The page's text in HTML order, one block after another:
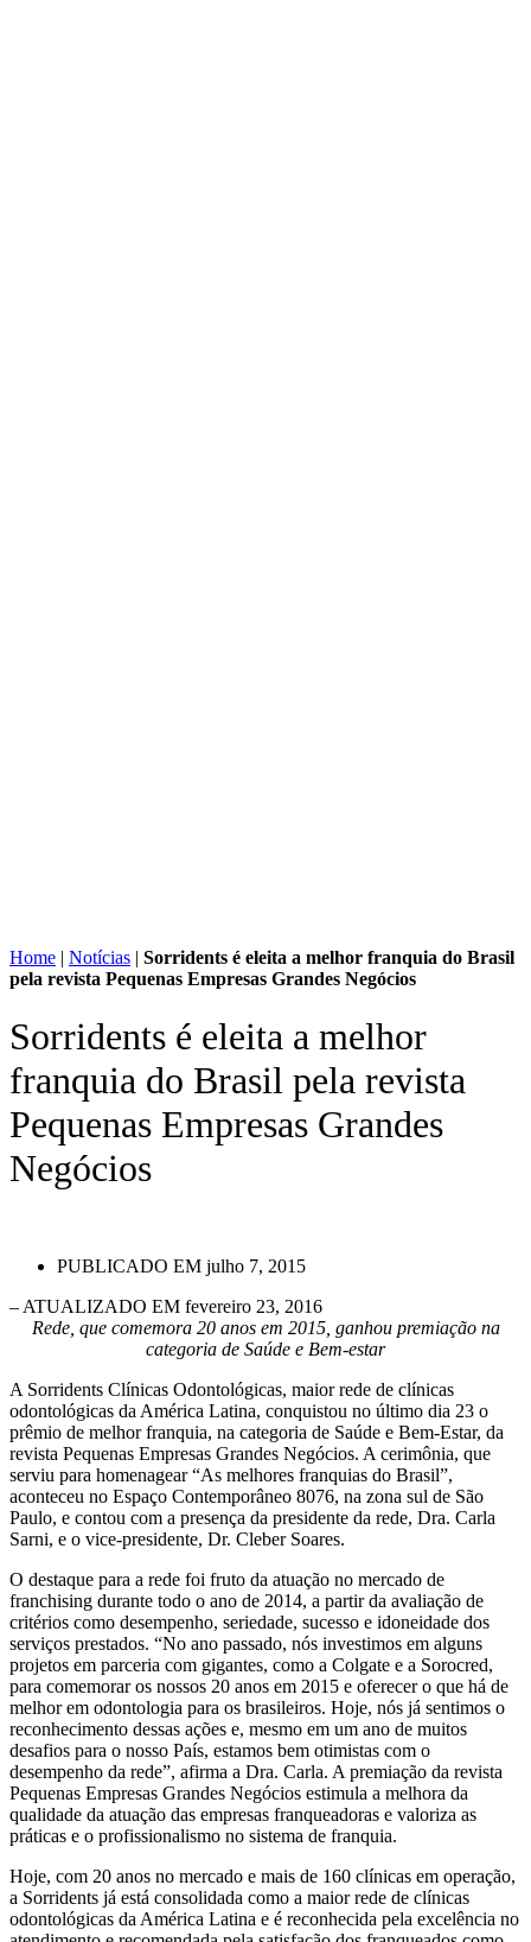
Home | Notícias | Sorridents é eleita a melhor franquia do Brasil
pela revista Pequenas Empresas Grandes Negócios
Sorridents é eleita a melhor
franquia do Brasil pela revista
Pequenas Empresas Grandes
Negócios
PUBLICADO EM julho 7, 2015
– ATUALIZADO EM fevereiro 23, 2016
Rede, que comemora 20 anos em 2015, ganhou premiação na
categoria de Saúde e Bem-estar
A Sorridents Clínicas Odontológicas, maior rede de clínicas
odontológicas da América Latina, conquistou no último dia 23 o
prêmio de melhor franquia, na categoria de Saúde e Bem-Estar, da
revista Pequenas Empresas Grandes Negócios. A cerimônia, que
serviu para homenagear “As melhores franquias do Brasil”,
aconteceu no Espaço Contemporâneo 8076, na zona sul de São
Paulo, e contou com a presença da presidente da rede, Dra. Carla
Sarni, e o vice-presidente, Dr. Cleber Soares.
O destaque para a rede foi fruto da atuação no mercado de
franchising durante todo o ano de 2014, a partir da avaliação de
critérios como desempenho, seriedade, sucesso e idoneidade dos
serviços prestados. “No ano passado, nós investimos em alguns
projetos em parceria com gigantes, como a Colgate e a Sorocred,
para comemorar os nossos 20 anos em 2015 e oferecer o que há de
melhor em odontologia para os brasileiros. Hoje, nós já sentimos o
reconhecimento dessas ações e, mesmo em um ano de muitos
desafios para o nosso País, estamos bem otimistas com o
desempenho da rede”, afirma a Dra. Carla. A premiação da revista
Pequenas Empresas Grandes Negócios estimula a melhora da
qualidade da atuação das empresas franqueadoras e valoriza as
práticas e o profissionalismo no sistema de franquia.
Hoje, com 20 anos no mercado e mais de 160 clínicas em operação,
a Sorridents já está consolidada como a maior rede de clínicas
odontológicas da América Latina e é reconhecida pela excelência no